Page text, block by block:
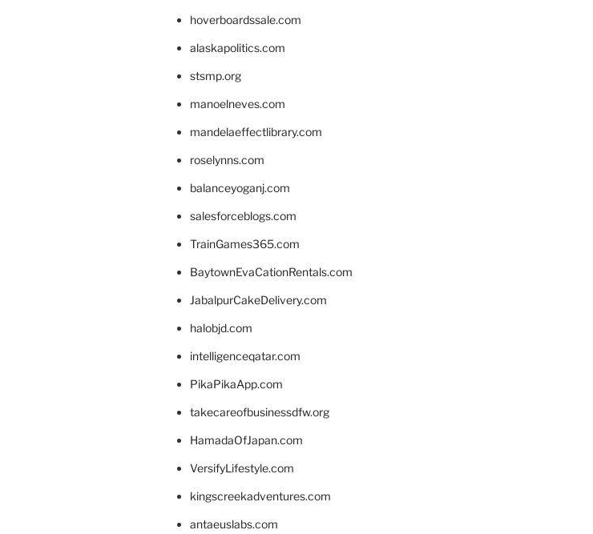
hoverboardssale.com
alaskapolitics.com
stsmp.org
manoelneves.com
mandelaeffectlibrary.com
roselynns.com
balanceyoganj.com
salesforceblogs.com
TrainGames365.com
BaytownEvaCationRentals.com
JabalpurCakeDelivery.com
halobjd.com
intelligenceqatar.com
PikaPikaApp.com
takecareofbusinessdfw.org
HamadaOfJapan.com
VersifyLifestyle.com
kingscreekadventures.com
antaeuslabs.com